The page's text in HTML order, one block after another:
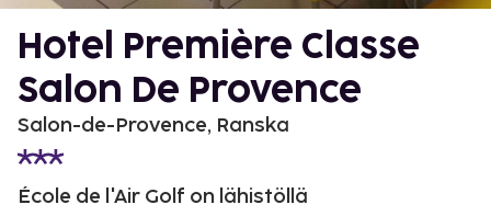
Hotel Première Classe
Salon De Provence
Salon-de-Provence, Ranska
École de l'Air Golf on lähistöllä